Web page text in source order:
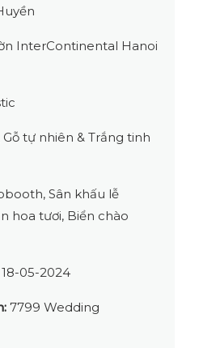
InterContinental Hanoi
Gỗ tự nhiên & Trắng tinh
Sân khấu lễ
hoa tươi, Biển chào
18-05-2024
7799 Wedding